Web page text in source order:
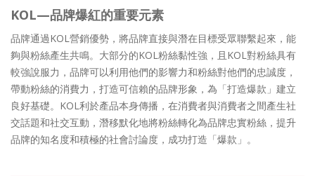
KOL—品牌爆紅的重要元素
品牌通過KOL營銷優勢，將品牌直接與潛在目標受眾聯繫起來，能
夠與粉絲產生共鳴。大部分的KOL粉絲黏性強，且KOL對粉絲具有
較強說服力，品牌可以利用他們的影響力和粉絲對他們的忠誠度，
帶動粉絲的消費力，打造可信賴的品牌形象，為「打造爆款」建立
良好基礎。KOL利於產品本身傳播，在消費者與消費者之間產生社
交話題和社交互動，潛移默化地將粉絲轉化為品牌忠實粉絲，提升
品牌的知名度和積極的社會討論度，成功打造「爆款」。